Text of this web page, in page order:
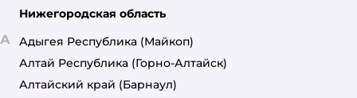
Нижегородская область
А Адыгея Республика (Майкоп)
Алтай Республика (Горно-Алтайск)
Алтайский край (Барнаул)